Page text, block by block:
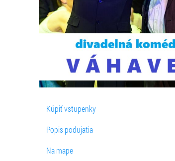
Kúpiť vstupenky
Popis podujatia
Na mape